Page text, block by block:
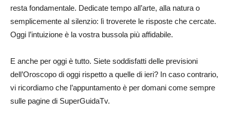
resta fondamentale. Dedicate tempo all’arte, alla natura o
semplicemente al silenzio: lì troverete le risposte che cercate.
Oggi l’intuizione è la vostra bussola più affidabile.
E anche per oggi è tutto. Siete soddisfatti delle previsioni
dell’Oroscopo di oggi rispetto a quelle di ieri? In caso contrario,
vi ricordiamo che l’appuntamento è per domani come sempre
sulle pagine di SuperGuidaTv.